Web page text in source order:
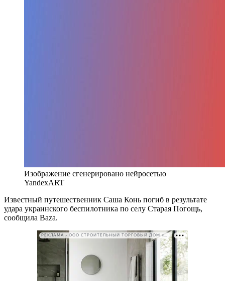
Изображение сгенерировано нейросетью
YandexART
Известный путешественник Саша Конь погиб в результате
удара украинского беспилотника по селу Старая Погощь,
сообщила Baza.
РЕКЛАМА • ООО СТРОИТЕЛЬНЫЙ ТОРГОВЫЙ ДОМ «ПЕТРОВИЧ». ИНН: 7802348846